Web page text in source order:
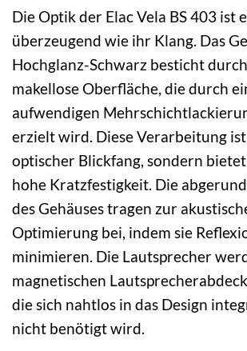
Die Optik der Elac Vela BS 403 ist
überzeugend wie ihr Klang. Das
Hochglanz-Schwarz besticht
makellose Oberfläche, die durch
aufwendigen
erzielt wird. Diese Verarbeitung
optischer Blickfang, sondern
hohe Kratzfestigkeit. Die
des Gehäuses tragen zur
Optimierung bei, indem sie
minimieren. Die Lautsprecher
magnetischen
die sich nahtlos in das Design
nicht benötigt wird.